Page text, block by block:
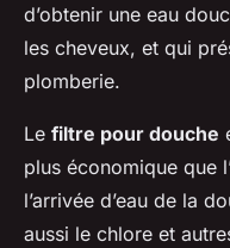
d’obtenir une eau
les cheveux, et qui
plomberie.
Le filtre pour douche
plus économique que
l’arrivée d’eau de la
aussi le chlore et